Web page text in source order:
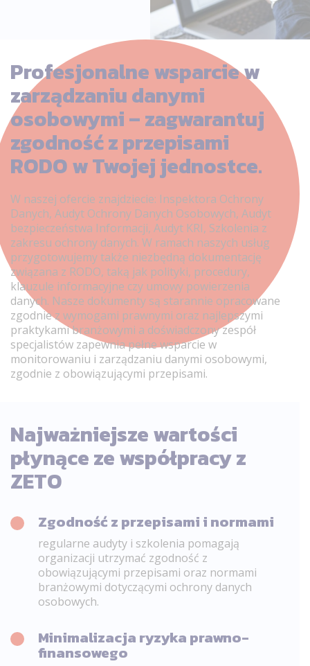
Profesjonalne wsparcie w
zarządzaniu danymi
osobowymi – zagwarantuj
zgodność z przepisami
RODO w Twojej jednostce.
W naszej ofercie znajdziecie: Inspektora Ochrony
Danych, Audyt Ochrony Danych Osobowych, Audyt
bezpieczeństwa Informacji, Audyt KRI, Szkolenia z
zakresu ochrony danych. W ramach naszych usług
przygotowujemy także niezbędną dokumentację
związana z RODO, taką jak polityki, procedury,
klauzule informacyjne czy umowy powierzenia
danych. Nasze dokumenty są starannie opracowane
zgodnie z wymogami prawnymi oraz najlepszymi
praktykami branżowymi a doświadczony zespół
specjalistów zapewnia pełne wsparcie w
monitorowaniu i zarządzaniu danymi osobowymi,
zgodnie z obowiązującymi przepisami.
Najważniejsze wartości
płynące ze współpracy z
ZETO
Zgodność z przepisami i normami
regularne audyty i szkolenia pomagają
organizacji utrzymać zgodność z
obowiązującymi przepisami oraz normami
branżowymi dotyczącymi ochrony danych
osobowych.
Minimalizacja ryzyka prawno-
finansowego